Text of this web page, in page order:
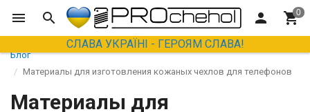
СЛАВА УКРАЇНІ - ГЕРОЯМ СЛАВА!
Блог
Материалы для изготовления кожаных чехлов для телефонов
Материалы для